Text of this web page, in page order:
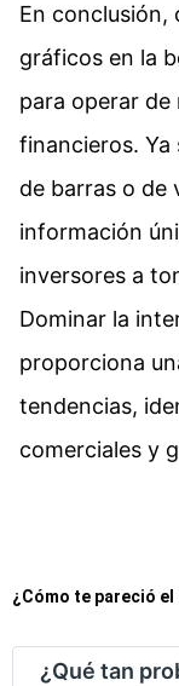
En
gráficos en la
para operar
financieros. Ya
de barras o de
información
inversores a
Dominar la
proporciona
tendencias,
comerciales y
¿Cómo te pareció
¿Qué tan